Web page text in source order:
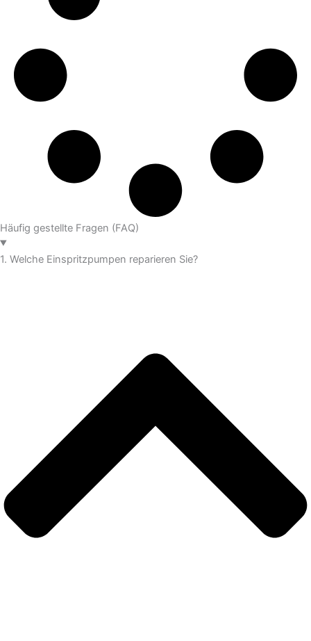
Häufig gestellte Fragen (FAQ)
1. Welche Einspritzpumpen reparieren Sie?